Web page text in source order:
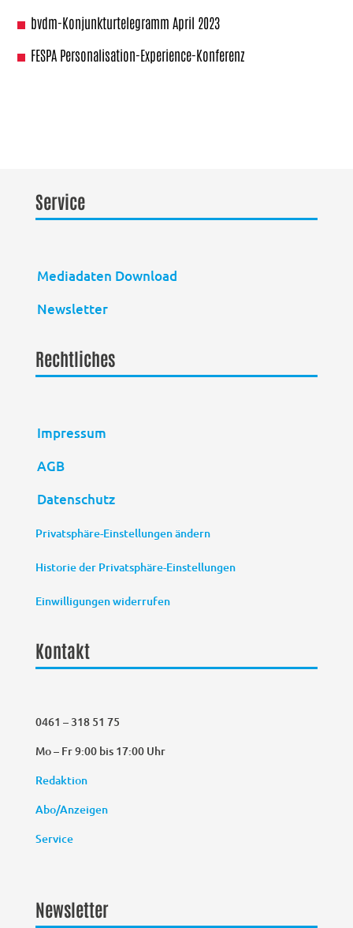
bvdm-Konjunkturtelegramm April 2023
FESPA Personalisation-Experience-Konferenz
Service
Mediadaten Download
Newsletter
Rechtliches
Impressum
AGB
Datenschutz
Privatsphäre-Einstellungen ändern
Historie der Privatsphäre-Einstellungen
Einwilligungen widerrufen
Kontakt
0461 – 318 51 75
Mo – Fr 9:00 bis 17:00 Uhr
Redaktion
Abo/Anzeigen
Service
Newsletter